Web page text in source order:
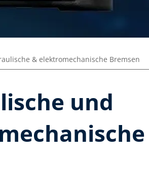
& elektromechanische Bremsen
und